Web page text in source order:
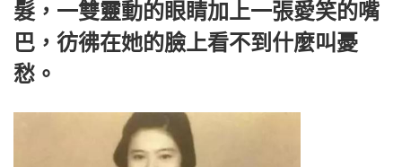
髮，一雙靈動的眼睛加上一張愛笑的嘴
巴，彷彿在她的臉上看不到什麼叫憂
愁。